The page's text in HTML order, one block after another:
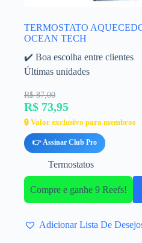
TERMOSTATO
OCEAN TECH
✔️ Boa escolha entre clientes
Últimas unidades
R$ 87,00
R$ 73,95
🔒 Valor exclusivo para membros
👉 Assinar Club Pro
Termostatos
Compre e ganhe 9 Reefs!
Adicionar Lista De